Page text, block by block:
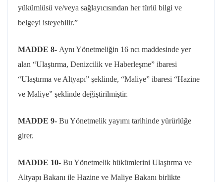
yükümlüsü ve/veya sağlayıcısından her türlü bilgi ve
belgeyi isteyebilir.”
MADDE 8- Aynı Yönetmeliğin 16 ncı maddesinde yer
alan “Ulaştırma, Denizcilik ve Haberleşme” ibaresi
“Ulaştırma ve Altyapı” şeklinde, “Maliye” ibaresi “Hazine
ve Maliye” şeklinde değiştirilmiştir.
MADDE 9- Bu Yönetmelik yayımı tarihinde yürürlüğe
girer.
MADDE 10- Bu Yönetmelik hükümlerini Ulaştırma ve
Altyapı Bakanı ile Hazine ve Maliye Bakanı birlikte